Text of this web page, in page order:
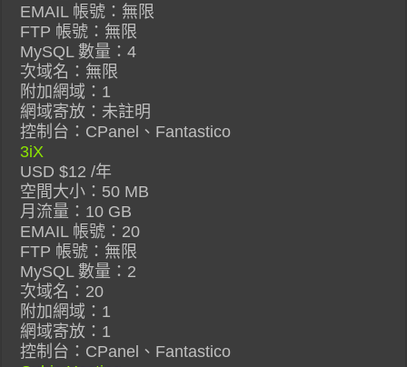
EMAIL 帳號：無限
FTP 帳號：無限
MySQL 數量：4
次域名：無限
附加網域：1
網域寄放：未註明
控制台：CPanel、Fantastico
3iX
USD $12 /年
空間大小：50 MB
月流量：10 GB
EMAIL 帳號：20
FTP 帳號：無限
MySQL 數量：2
次域名：20
附加網域：1
網域寄放：1
控制台：CPanel、Fantastico